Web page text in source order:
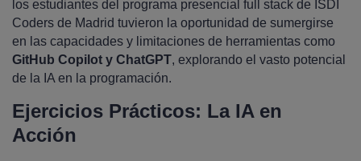
los estudiantes del programa presencial full stack de ISDI
Coders de Madrid tuvieron la oportunidad de sumergirse
en las capacidades y limitaciones de herramientas como
GitHub Copilot y ChatGPT, explorando el vasto potencial
de la IA en la programación.
Ejercicios Prácticos: La IA en
Acción